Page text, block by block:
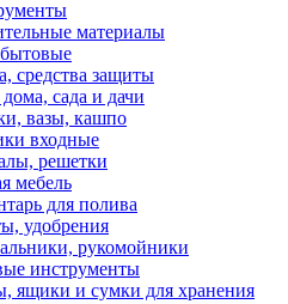
материалы
средства защиты
сада и дачи
вазы, кашпо
входные
решетки
мебель
для полива
удобрения
рукомойники
инструменты
ящики и сумки для хранения